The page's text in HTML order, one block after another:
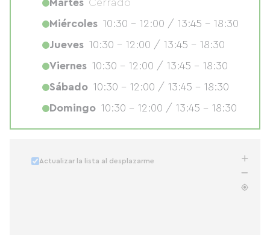
Actualizar la lista al desplazarme
Martes Cerrado
Miércoles 10:30 - 12:00 / 13:45 - 18:30
Jueves 10:30 - 12:00 / 13:45 - 18:30
Viernes 10:30 - 12:00 / 13:45 - 18:30
Sábado 10:30 - 12:00 / 13:45 - 18:30
Domingo 10:30 - 12:00 / 13:45 - 18:30